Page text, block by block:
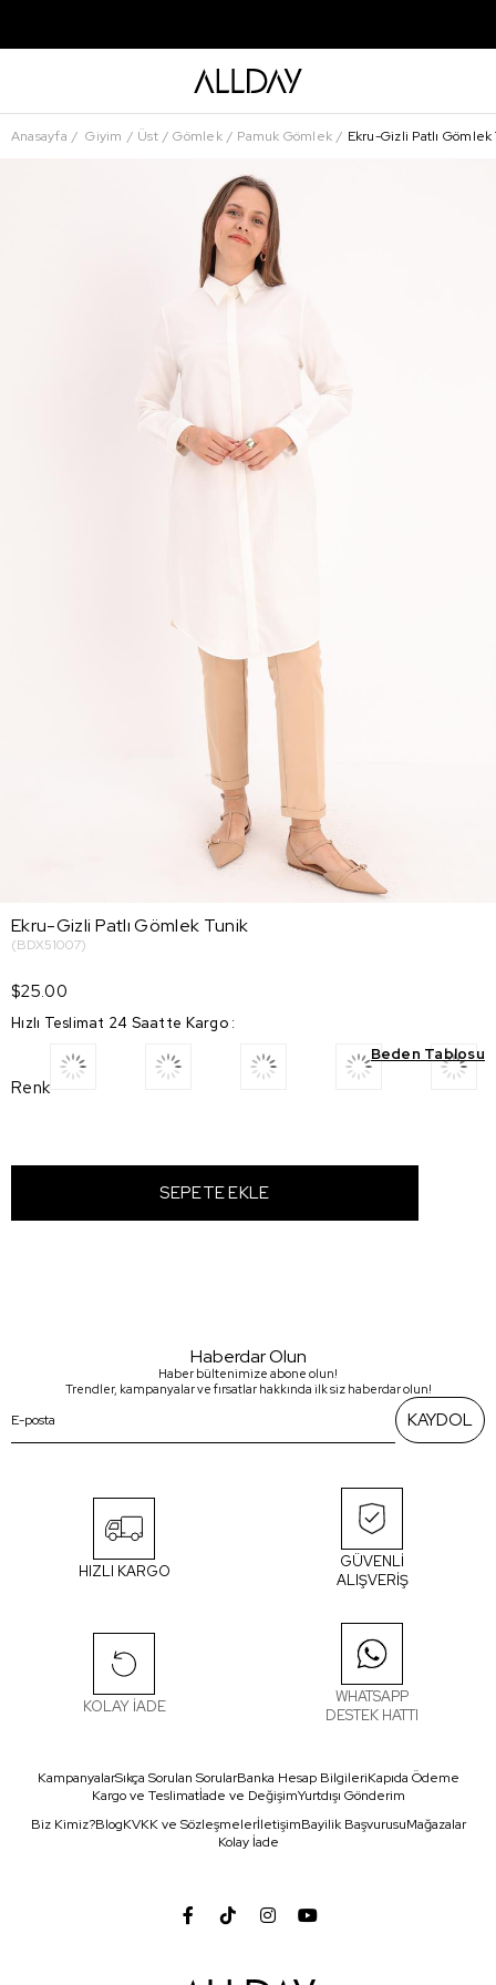
Anasayfa Giyim Üst Gömlek Pamuk Gömlek Ekru-Gizli Patlı Gömlek
Ekru-Gizli Patlı Gömlek Tunik
(BDX51007)
$25.00
Hızlı Teslimat 24 Saatte Kargo :
Beden Tablosu
Renk
Haberdar Olun
Haber bültenimize abone olun!
Trendler, kampanyalar ve fırsatlar hakkında ilk siz haberdar olun!
KAYDOL
HIZLI KARGO
GÜVENLİ
ALIŞVERİŞ
KOLAY İADE
WHATSAPP
DESTEK HATTI
KampanyalarSıkça Sorulan SorularBanka Hesap BilgileriKapıda Ödeme
Kargo ve Teslimatİade ve DeğişimYurtdışı Gönderim
Biz Kimiz?BlogKVKK ve SözleşmelerİletişimBayilik BaşvurusuMağazalar
Kolay İade